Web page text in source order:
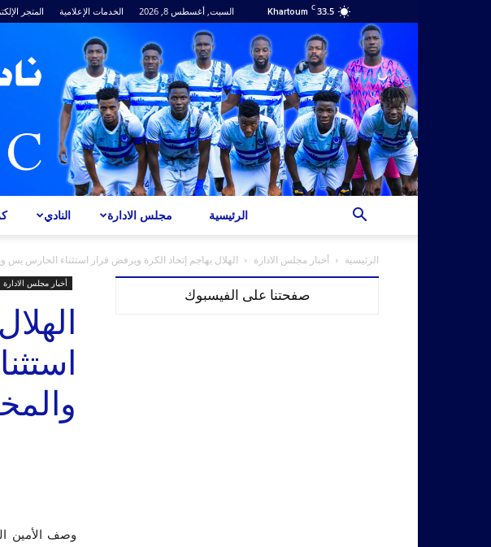
33.5
C
Khartoum السبت, أغسطس 8, 2026 الخدمات الإعلامية المتجر
النادي مجلس الادارة الرئيسية
الرئيسية أخبار مجلس الادارة الهلال يهاجم إتحاد الكرة ويرفض قرار استثناء الحارس يس
أخبار مجلس الادارة
وصف الأمين
صفحتنا على الفيسبوك